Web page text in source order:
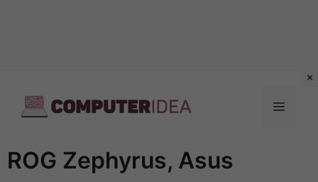
contenuto
Menu
ROG Zephyrus, Asus